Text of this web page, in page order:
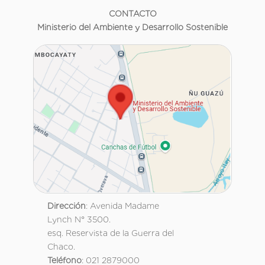
CONTACTO
Ministerio del Ambiente y Desarrollo Sostenible
Dirección: Avenida Madame
Lynch N° 3500.
esq. Reservista de la Guerra del
Chaco.
Teléfono: 021 2879000